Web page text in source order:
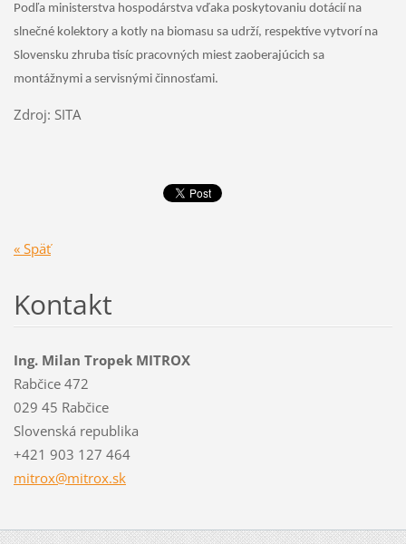
Podľa ministerstva hospodárstva vďaka poskytovaniu dotácií na
slnečné kolektory a kotly na biomasu sa udrží, respektíve vytvorí na
Slovensku zhruba tisíc pracovných miest zaoberajúcich sa
montážnymi a servisnými činnosťami.
Zdroj: SITA
« Späť
Kontakt
Ing. Milan Tropek MITROX
Rabčice 472
029 45 Rabčice
Slovenská republika
+421 903 127 464
mitrox@mitrox.sk